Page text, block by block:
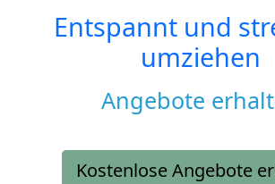
Entspannt und
umziehen
Angebote
Kostenlose Angebote